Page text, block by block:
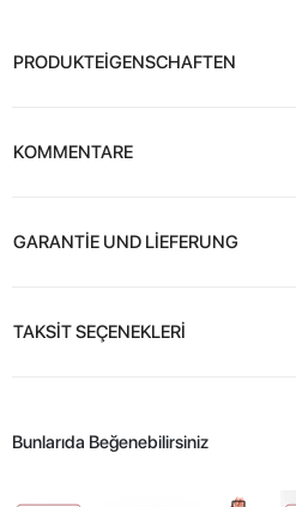
PRODUKTEİGENSCHAFTEN
KOMMENTARE
GARANTİE UND LİEFERUNG
TAKSİT SEÇENEKLERİ
Bunlarıda Beğenebilirsiniz